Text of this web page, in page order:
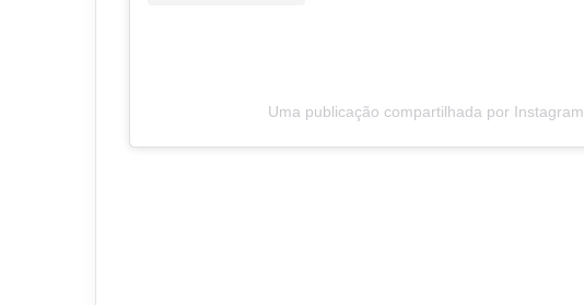
Uma publicação compartilhada por Instagram